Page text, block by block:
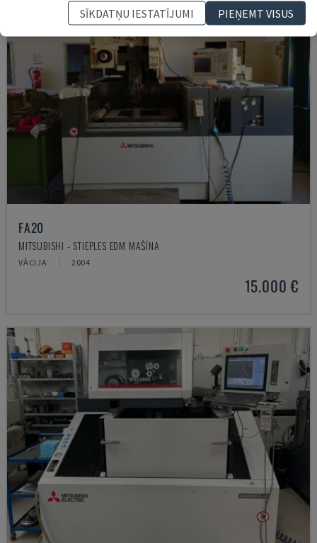
FA20
MITSUBISHI - STIEPLES EDM MAŠĪNA
VĀCIJA 2004
15.000 €
SĪKDATŅU IESTATĪJUMI
PIEŅEMT VISUS